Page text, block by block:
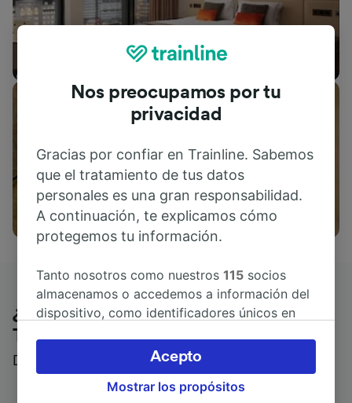
Alojamientos
Actividades
¿Qué piensan nuestros clientes de
Trainline?
Descubre reseñas reales de nuestros viajeros
Nos preocupamos por tu
privacidad
Gracias por confiar en Trainline. Sabemos
que el tratamiento de tus datos
personales es una gran responsabilidad.
A continuación, te explicamos cómo
protegemos tu información.
Tanto nosotros como nuestros115 socios
almacenamos o accedemos a información del
dispositivo, como identificadores únicos en
Puedes aceptar o administrar tus preferencias
haciendo clic abajo, incluido el derecho de
oposición en función de tu interés legítimo o,
Mostrar los propósitos
Acepto